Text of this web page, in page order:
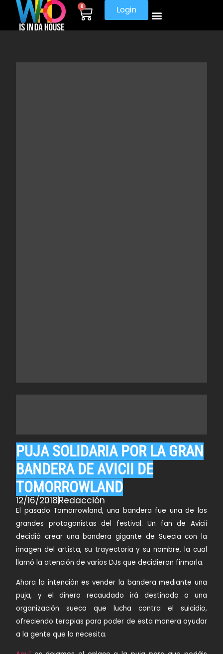
0 Login
PUJA SOLIDARIA POR LA GRAN
BANDERA DE AVICII DE
TOMORROWLAND
12/16/2018Redacción
El pasado Tomorrowland, una bandera fue una de las
grandes protagonistas del festival. Un fan de Avicii
decidió crear una bandera gigante de Suecia con la
imagen del artista, su trayectoria y su nombre, la cual
llamó la atención de varios DJs que decidieron firmarla.
Ahora la intención es vender la bandera mediante una
puja, y el dinero recaudado irá destinado a una
organización sueca que lucha contra el suicidio,
ofreciendo terapias para poder de esta manera ayudar
a la gente que lo necesita.